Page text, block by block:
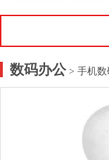
数码办公> 手机数